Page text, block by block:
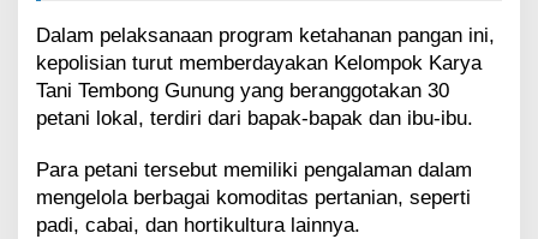
Dalam pelaksanaan program ketahanan pangan ini,
kepolisian turut memberdayakan Kelompok Karya
Tani Tembong Gunung yang beranggotakan 30
petani lokal, terdiri dari bapak-bapak dan ibu-ibu.
Para petani tersebut memiliki pengalaman dalam
mengelola berbagai komoditas pertanian, seperti
padi, cabai, dan hortikultura lainnya.